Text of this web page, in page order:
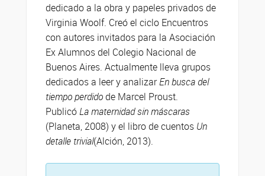
dedicado a la obra y papeles privados de
Virginia Woolf. Creó el ciclo Encuentros
con autores invitados para la Asociación
Ex Alumnos del Colegio Nacional de
Buenos Aires. Actualmente lleva grupos
dedicados a leer y analizarEn busca del
tiempo perdidode Marcel Proust.
PublicóLa maternidad sin máscaras
(Planeta, 2008) y el libro de cuentos Un
detalle trivial(Alción, 2013).